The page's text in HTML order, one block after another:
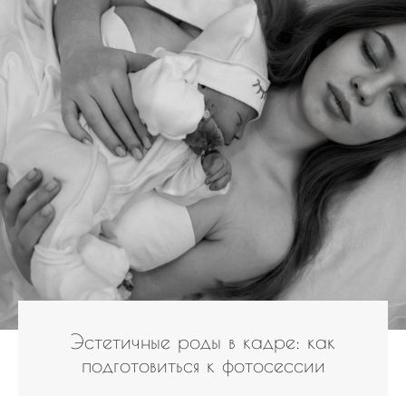
Эстетичные роды в кадре: как
подготовиться к фотосессии